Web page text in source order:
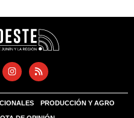
PRODUCCIÓN Y AGRO